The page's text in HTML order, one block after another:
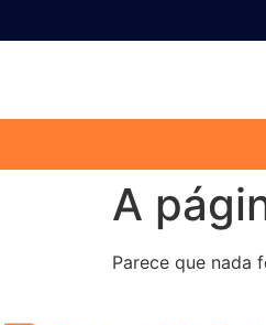
A
Parece que nada